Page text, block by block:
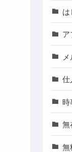
は
ア
仕
時
無
無